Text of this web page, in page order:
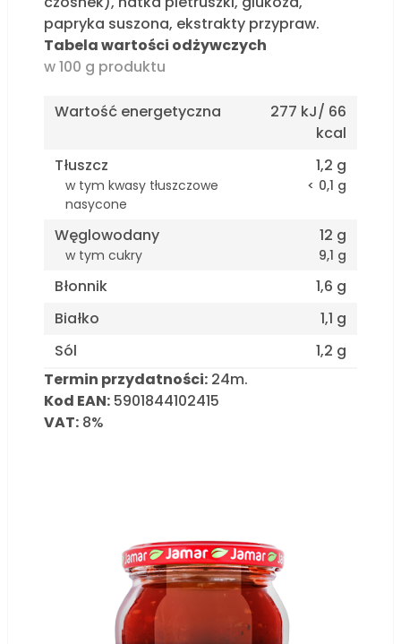
papryka suszona, ekstrakty przypraw.
Tabela wartości odżywczych
w 100 g produktu
Wartość energetyczna
277 kJ/ 66
kcal
Tłuszcz
w tym kwasy tłuszczowe
nasycone
1,2 g
< 0,1 g
Węglowodany
w tym cukry
12 g
9,1 g
Błonnik
1,6 g
Białko
1,1 g
Sól
1,2 g
Termin przydatności: 24m.
Kod EAN: 5901844102415
VAT: 8%